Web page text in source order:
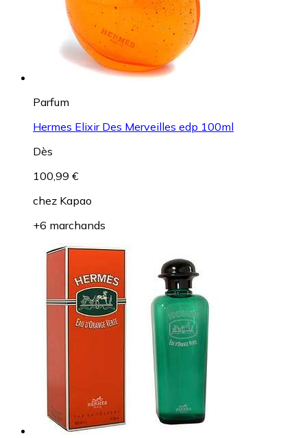
Parfum
Hermes Elixir Des Merveilles edp 100ml
Dès
100,99 €
chez Kapao
+6 marchands